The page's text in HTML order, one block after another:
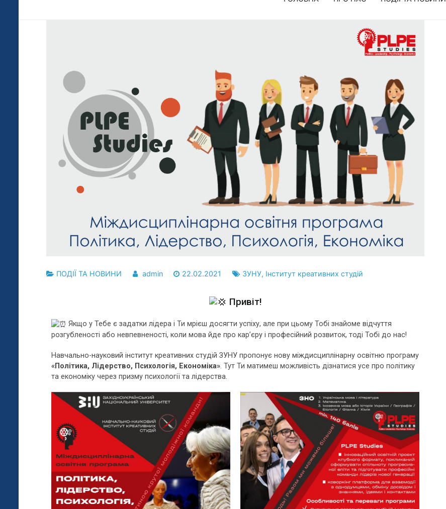
ПОДІЇ ТА НОВИНИ admin 22.02.2021 ЗУНУ, Інститут креативних студій
Привіт!
Якщо у Тебе є задатки лідера і Ти мрієш досягти успіху, але при цьому Тобі знайоме відчуття
розгубленості або невпевненості, коли мова йде про кар’єру і професійний розвиток, тоді Тобі до нас!
Навчально-науковий інститут креативних студій ЗУНУ пропонує нову міждисциплінарну освітню програму
«Політика, Лідерство, Психологія, Економіка». Тут Ти матимеш можливість дізнатися усе про політику
та економіку через призму психології та лідерства.